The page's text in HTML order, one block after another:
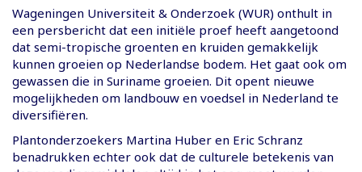
Wageningen Universiteit & Onderzoek (WUR) onthult in
een persbericht dat een initiële proef heeft aangetoond
dat semi-tropische groenten en kruiden gemakkelijk
kunnen groeien op Nederlandse bodem. Het gaat ook om
gewassen die in Suriname groeien. Dit opent nieuwe
mogelijkheden om landbouw en voedsel in Nederland te
diversifiëren.
Plantonderzoekers Martina Huber en Eric Schranz
benadrukken echter ook dat de culturele betekenis van